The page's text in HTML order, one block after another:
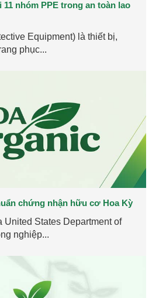
11 nhóm PPE trong an toàn lao
Equipment) là thiết bị,
phục...
chứng nhận hữu cơ Hoa Kỳ
United States Department of
nghiệp...